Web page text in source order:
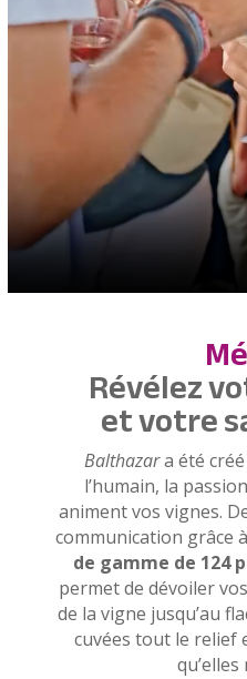
Révélez
et votre
Balthazara été
l’humain, la
animent vos vignes.
communication grâce
de gamme de 124
permet de dévoiler
de la vigne jusqu’au
cuvées tout le relief